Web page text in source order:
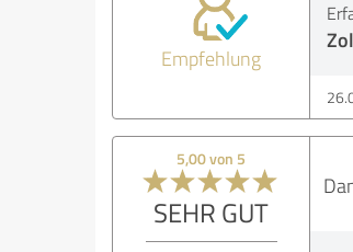
Empfehlung
5,00 von 5
SEHR GUT